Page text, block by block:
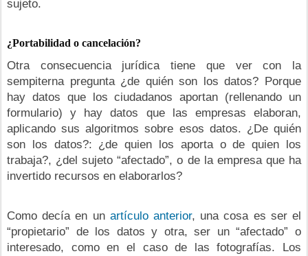
sujeto.
¿Portabilidad o cancelación?
Otra consecuencia jurídica tiene que ver con la
sempiterna pregunta ¿de quién son los datos? Porque
hay datos que los ciudadanos aportan (rellenando un
formulario) y hay datos que las empresas elaboran,
aplicando sus algoritmos sobre esos datos. ¿De quién
son los datos?: ¿de quien los aporta o de quien los
trabaja?, ¿del sujeto “afectado”, o de la empresa que ha
invertido recursos en elaborarlos?
Como decía en un artículo anterior, una cosa es ser el
“propietario” de los datos y otra, ser un “afectado” o
interesado, como en el caso de las fotografías. Los